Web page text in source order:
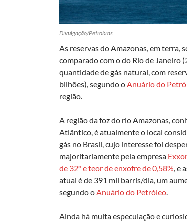
Divulgação/Petrobras
As reservas do Amazonas, em terra,
comparado com o do Rio de Janeiro
quantidade de gás natural, com
bilhões), segundo o Anuário do
região.
A região da foz do rio Amazonas,
Atlântico, é atualmente o local
gás no Brasil, cujo interesse foi
majoritariamente pela empresa
de 32° e teor de enxofre de 0,58% , e
atual é de 391 mil barris/dia, um
segundo o Anuário do Petróleo
Ainda há muita especulação e